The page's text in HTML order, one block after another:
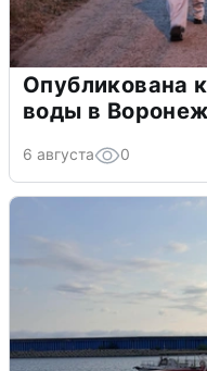
Опубликована
воды в
6 августа 0